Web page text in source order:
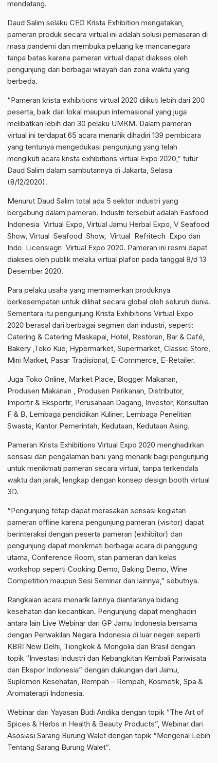
mendatang.
Daud Salim selaku CEO Krista Exhibition mengatakan,
pameran produk secara virtual ini adalah solusi pemasaran di
masa pandemi dan membuka peluang ke mancanegara
tanpa batas karena pameran virtual dapat diakses oleh
pengunjung dari berbagai wilayah dan zona waktu yang
berbeda.
“Pameran krista exhibitions virtual 2020 diikuti lebih dari 200
peserta, baik dari lokal maupun internasional yang juga
melibatkan lebih dari 30 pelaku UMKM. Dalam pameran
virtual ini terdapat 65 acara menarik dihadiri 139 pembicara
yang tentunya mengedukasi pengunjung yang telah
mengikuti acara krista exhibitions virtual Expo 2020,” tutur
Daud Salim dalam sambutannya di Jakarta, Selasa
(8/12/2020).
Menurut Daud Salim total ada 5 sektor industri yang
bergabung dalam pameran. Industri tersebut adalah Easfood
Indonesia Virtual Expo, Virtual Jamu Herbal Expo, V Seafood
Show, Virtual Seafood Show, Virtual Refritech Expo dan
Indo Licensiagn Virtual Expo 2020. Pameran ini resmi dapat
diakses oleh publik melalui virtual plafon pada tanggal 8/d 13
Desember 2020.
Para pelaku usaha yang memamerkan produknya
berkesempatan untuk dilihat secara global oleh seluruh dunia.
Sementara itu pengunjung Krista Exhibitions Virtual Expo
2020 berasal dari berbagai segmen dan industri, seperti:
Catering & Catering Maskapai, Hotel, Restoran, Bar & Café,
Bakery ,Toko Kue, Hypermarket, Supermarket, Classic Store,
Mini Market, Pasar Tradisional, E-Commerce, E-Retailer.
Juga Toko Online, Market Place, Blogger Makanan,
Produsen Makanan , Produsen Perikanan, Distributor,
Importir & Eksportir, Perusahaan Dagang, Investor, Konsultan
F & B, Lembaga pendidikan Kuliner, Lembaga Penelitian
Swasta, Kantor Pemerintah, Kedutaan, Kedutaan Asing.
Pameran Krista Exhibitions Virtual Expo 2020 menghadirkan
sensasi dan pengalaman baru yang menarik bagi pengunjung
untuk menikmati pameran secara virtual, tanpa terkendala
waktu dan jarak, lengkap dengan konsep design booth virtual
3D.
“Pengunjung tetap dapat merasakan sensasi kegiatan
pameran offline karena pengunjung pameran (visitor) dapat
berinteraksi dengan peserta pameran (exhibitor) dan
pengunjung dapat menikmati berbagai acara di panggung
utama, Conference Room, stan pameran dan kelas
workshop seperti Cooking Demo, Baking Demo, Wine
Competition maupun Sesi Seminar dan lainnya,” sebutnya.
Rangkaian acara menarik lainnya diantaranya bidang
kesehatan dan kecantikan. Pengunjung dapat menghadiri
antara lain Live Webinar dari GP Jamu Indonesia bersama
dengan Perwakilan Negara Indonesia di luar negeri seperti
KBRI New Delhi, Tiongkok & Mongolia dan Brasil dengan
topik “Investasi Industri dan Kebangkitan Kembali Pariwisata
dan Ekspor Indonesia” dengan dukungan dari Jamu,
Suplemen Kesehatan, Rempah – Rempah, Kosmetik, Spa &
Aromaterapi Indonesia.
Webinar dari Yayasan Budi Andika dengan topik “The Art of
Spices & Herbs in Health & Beauty Products”, Webinar dari
Asosiasi Sarang Burung Walet dengan topik “Mengenal Lebih
Tentang Sarang Burung Walet”.